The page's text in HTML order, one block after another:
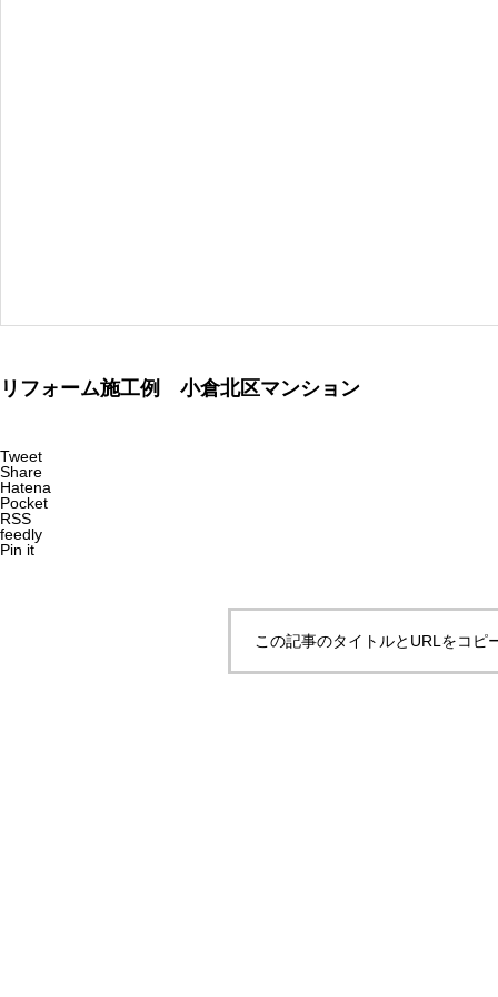
リフォーム施工例 小倉北区マンション
Tweet
Share
Hatena
Pocket
RSS
feedly
Pin it
この記事のタイトルとURLをコピ